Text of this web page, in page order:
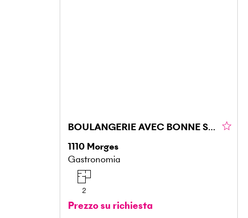
BOULANGERIE AVEC BONNE SITUATION
1110 Morges
Gastronomia
2
Prezzo su richiesta